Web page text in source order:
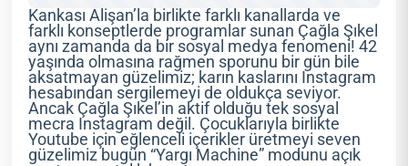
Kankası Alişan’la birlikte farklı kanallarda ve
farklı konseptlerde programlar sunan Çağla Şıkel
aynı zamanda da bir sosyal medya fenomeni! 42
yaşında olmasına rağmen sporunu bir gün bile
aksatmayan güzelimiz; karın kaslarını Instagram
hesabından sergilemeyi de oldukça seviyor.
Ancak Çağla Şıkel’in aktif olduğu tek sosyal
mecra Instagram değil. Çocuklarıyla birlikte
Youtube için eğlenceli içerikler üretmeyi seven
güzelimiz bugün “Yargı Machine” modunu açık